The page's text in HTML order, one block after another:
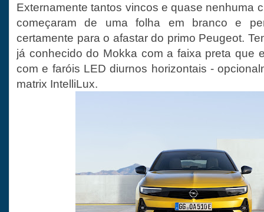
Externamente tantos vincos e quase nenhuma
começaram de uma folha em branco e
certamente para o afastar do primo Peugeot.
já conhecido do Mokka com a faixa preta que
com e faróis LED diurnos horizontais -
matrix IntelliLux.